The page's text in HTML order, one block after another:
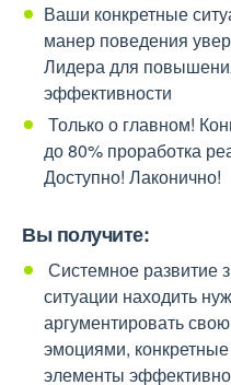
Ваши конкретные
манер поведения
Лидера для
эффективности
Только о главном!
до 80% проработка
Доступно! Лаконично!
Вы получите:
Системное развитие
ситуации находить
аргументировать
эмоциями,
элементы